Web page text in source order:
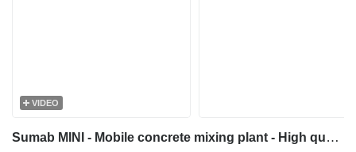
VIDEO
Sumab MINI - Mobile concrete mixing plant - High quality / Low price